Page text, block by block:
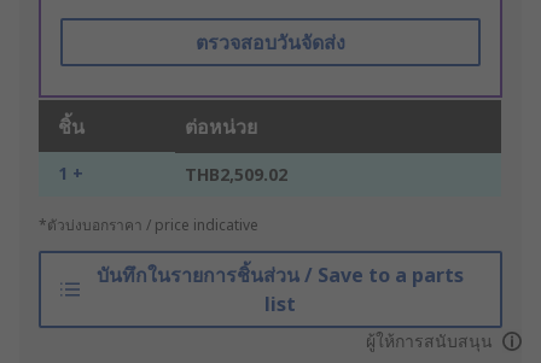
ตรวจสอบวันจัดส่ง
ชิ้น ต่อหน่วย
1 + THB2,509.02
*ตัวบ่งบอกราคา / price indicative
บันทึกในรายการชิ้นส่วน / Save to a parts
list
ผู้ให้การสนับสนุน